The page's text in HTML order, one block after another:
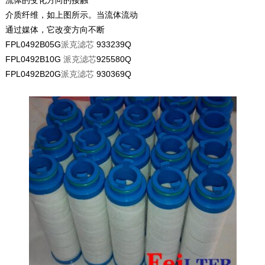
介质纤维，如上图所示。当流体流动
通过媒体，它改变方向不断
FPL0492B05G派克滤芯933239Q
FPL0492B10G 派克滤芯925580Q
FPL0492B20G派克滤芯930369Q